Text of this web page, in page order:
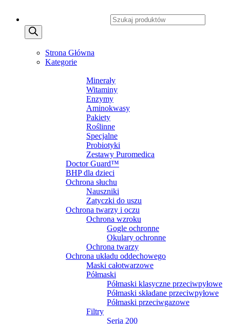
Strona Główna
Kategorie
Minerały
Witaminy
Enzymy
Aminokwasy
Pakiety
Roślinne
Specjalne
Probiotyki
Zestawy Puromedica
Doctor Guard™
BHP dla dzieci
Ochrona słuchu
Nauszniki
Zatyczki do uszu
Ochrona twarzy i oczu
Ochrona wzroku
Gogle ochronne
Okulary ochronne
Ochrona twarzy
Ochrona układu oddechowego
Maski całotwarzowe
Półmaski
Półmaski klasyczne przeciwpyłowe
Półmaski składane przeciwpyłowe
Półmaski przeciwgazowe
Filtry
Seria 200